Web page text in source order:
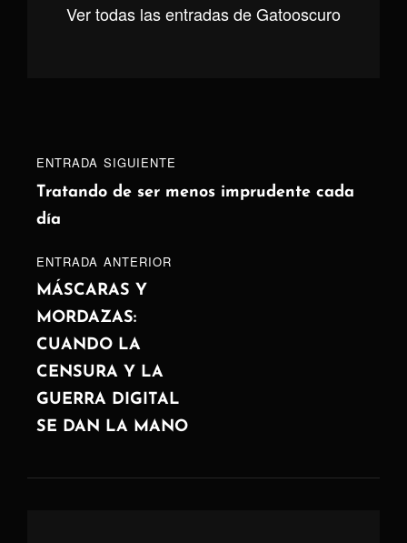
Ver todas las entradas de Gatooscuro
Navegación
de
entradas
ENTRADA
ANTERIOR
ENTRADA ANTERIOR
MÁSCARAS Y
MORDAZAS:
CUANDO LA
CENSURA Y LA
GUERRA DIGITAL
SE DAN LA MANO
Entrada
siguiente
ENTRADA SIGUIENTE
Tratando de ser menos imprudente cada
día